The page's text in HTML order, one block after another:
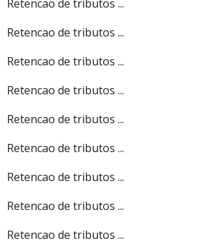
Retencao de tributos ...
Retencao de tributos ...
Retencao de tributos ...
Retencao de tributos ...
Retencao de tributos ...
Retencao de tributos ...
Retencao de tributos ...
Retencao de tributos ...
Retencao de tributos ...